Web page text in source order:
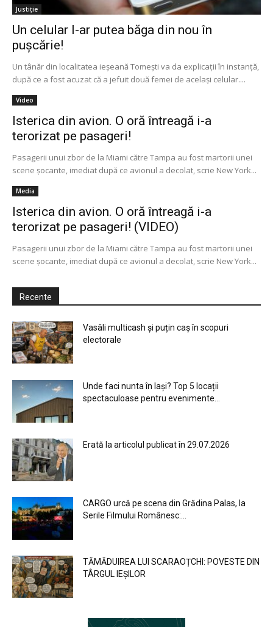
Justiție
Un celular l-ar putea băga din nou în
pușcărie!
Un tânăr din localitatea ieșeană Tomeşti va da explicații în instanță,
după ce a fost acuzat că a jefuit două femei de același celular....
Video
Isterica din avion. O oră întreagă i-a
terorizat pe pasageri!
Pasagerii unui zbor de la Miami către Tampa au fost martorii unei
scene șocante, imediat după ce avionul a decolat, scrie New York...
Media
Isterica din avion. O oră întreagă i-a
terorizat pe pasageri! (VIDEO)
Pasagerii unui zbor de la Miami către Tampa au fost martorii unei
scene șocante, imediat după ce avionul a decolat, scrie New York...
Recente
Vasâli multicash și puțin caș în scopuri
electorale
Unde faci nunta în Iași? Top 5 locații
spectaculoase pentru evenimente...
Erată la articolul publicat în 29.07.2026
CARGO urcă pe scena din Grădina Palas, la
Serile Filmului Românesc:...
TĂMĂDUIREA LUI SCARAOȚCHI: POVESTE DIN
TÂRGUL IEȘILOR